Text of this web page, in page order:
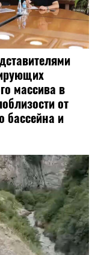
массива в
от
бассейна и